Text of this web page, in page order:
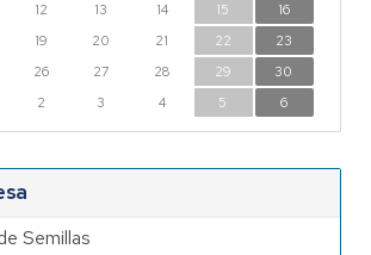
12 13 14 15
16
19 20 21 22
23
26 27 28 29
30
2 3 4 5 6
Semillas